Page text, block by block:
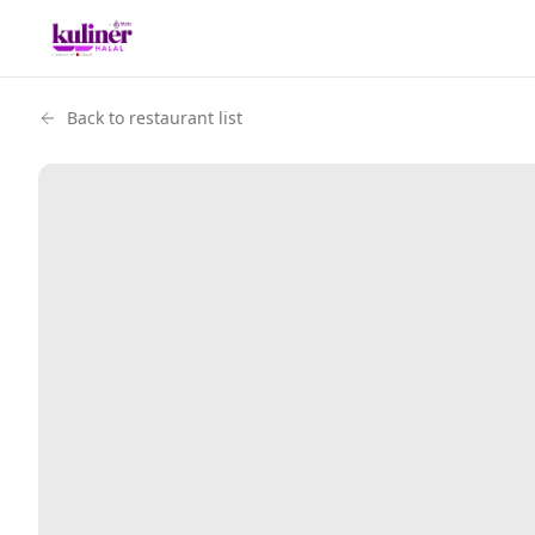
Back to restaurant list